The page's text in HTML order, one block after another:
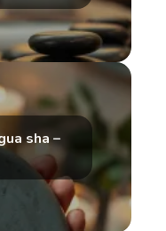
sha –